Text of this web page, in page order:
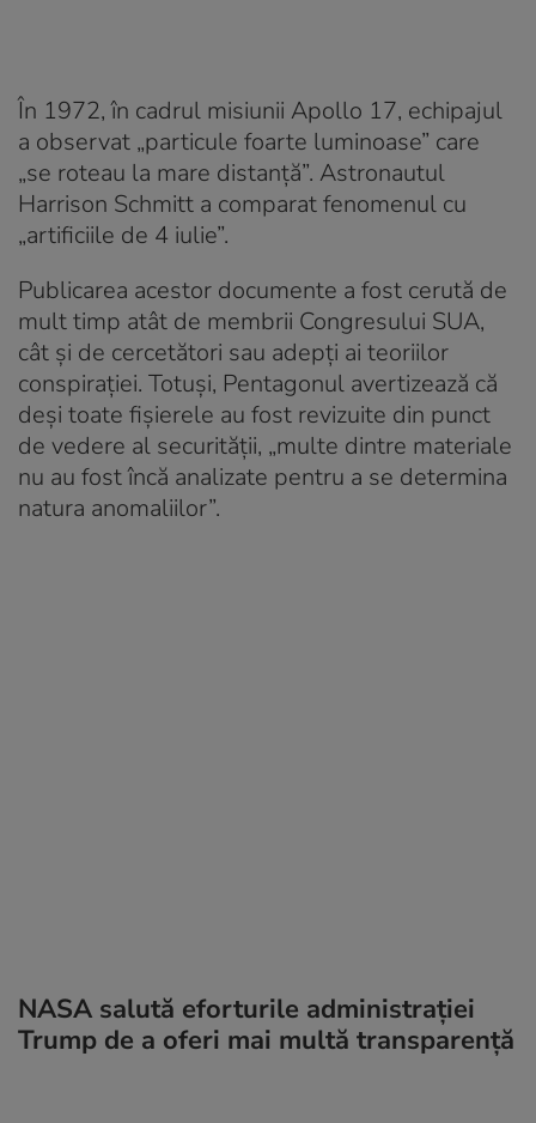
În 1972, în cadrul misiunii Apollo 17, echipajul
a observat „particule foarte luminoase” care
„se roteau la mare distanță”. Astronautul
Harrison Schmitt a comparat fenomenul cu
„artificiile de 4 iulie”.
Publicarea acestor documente a fost cerută de
mult timp atât de membrii Congresului SUA,
cât și de cercetători sau adepți ai teoriilor
conspirației. Totuși, Pentagonul avertizează că
deși toate fișierele au fost revizuite din punct
de vedere al securității, „multe dintre materiale
nu au fost încă analizate pentru a se determina
natura anomaliilor”.
NASA salută eforturile administrației
Trump de a oferi mai multă transparență